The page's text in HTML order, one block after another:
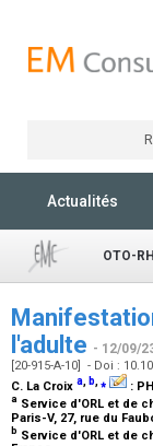
Actualités
OTO-
l'adulte - 12/09/
[20-915-A-10] - Doi :
C. La Croix a, b,⁎ :
a Service d'ORL et de
Paris-V, 27, rue du
b Service d'ORL et de